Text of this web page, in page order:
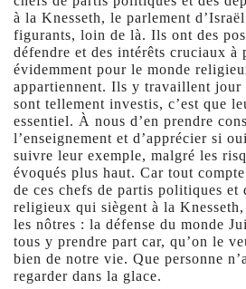
à la Knesseth, le parlement
figurants, loin de là. Ils ont des
défendre et des intérêts cruciaux à
évidemment pour le monde
appartiennent. Ils y travaillent jour
sont tellement investis, c’est que
essentiel. À nous d’en prendre
l’enseignement et d’apprécier si
suivre leur exemple, malgré les
évoqués plus haut. Car tout
de ces chefs de partis politiques et
religieux qui siègent à la Knesseth,
les nôtres : la défense du monde
tous y prendre part car, qu’on le
bien de notre vie. Que personne
regarder dans la glace.